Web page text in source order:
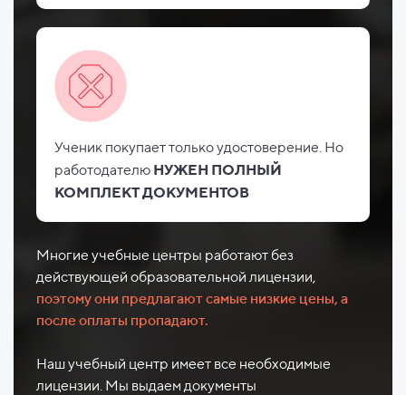
Ученик покупает только удостоверение. Но
работодателю НУЖЕН ПОЛНЫЙ
КОМПЛЕКТ ДОКУМЕНТОВ
Многие учебные центры работают без
действующей образовательной лицензии,
поэтому они предлагают самые низкие цены, а
после оплаты пропадают.
Наш учебный центр имеет все необходимые
лицензии. Мы выдаем документы